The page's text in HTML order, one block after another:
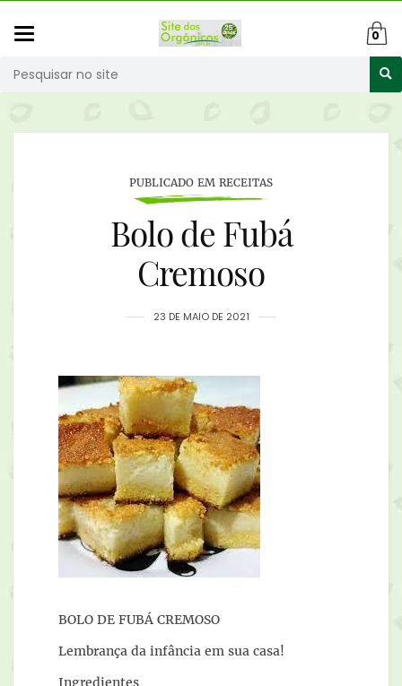
0
PUBLICADO EM RECEITAS
Bolo de Fubá
Cremoso
23 DE MAIO DE 2021
BOLO DE FUBÁ CREMOSO
Lembrança da infância em sua casa!
Ingredientes